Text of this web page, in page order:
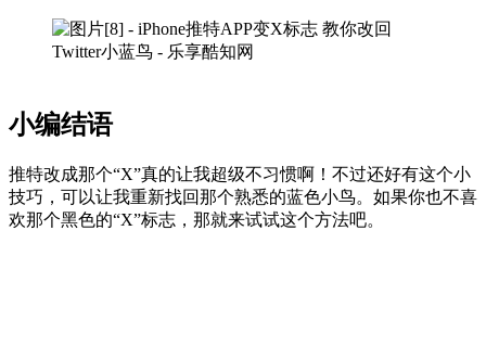
小编结语
推特改成那个“X”真的让我超级不习惯啊！不过还好有这个小
技巧，可以让我重新找回那个熟悉的蓝色小鸟。如果你也不喜
欢那个黑色的“X”标志，那就来试试这个方法吧。